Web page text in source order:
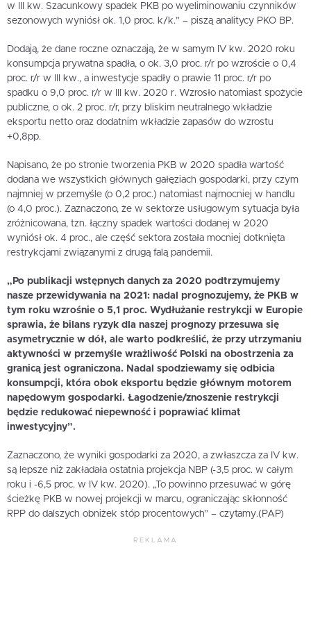
w III kw. Szacunkowy spadek PKB po wyeliminowaniu czynników
sezonowych wyniósł ok. 1,0 proc. k/k.” – piszą analitycy PKO BP.
Dodają, że dane roczne oznaczają, że w samym IV kw. 2020 roku
konsumpcja prywatna spadła, o ok. 3,0 proc. r/r po wzroście o 0,4
proc. r/r w III kw., a inwestycje spadły o prawie 11 proc. r/r po
spadku o 9,0 proc. r/r w III kw. 2020 r. Wzrosło natomiast spożycie
publiczne, o ok. 2 proc. r/r, przy bliskim neutralnego wkładzie
eksportu netto oraz dodatnim wkładzie zapasów do wzrostu
+0,8pp.
Napisano, że po stronie tworzenia PKB w 2020 spadła wartość
dodana we wszystkich głównych gałęziach gospodarki, przy czym
najmniej w przemyśle (o 0,2 proc.) natomiast najmocniej w handlu
(o 4,0 proc.). Zaznaczono, że w sektorze usługowym sytuacja była
zróżnicowana, tzn. łączny spadek wartości dodanej w 2020
wyniósł ok. 4 proc., ale część sektora została mocniej dotknięta
restrykcjami związanymi z drugą falą pandemii.
„Po publikacji wstępnych danych za 2020 podtrzymujemy
nasze przewidywania na 2021: nadal prognozujemy, że PKB w
tym roku wzrośnie o 5,1 proc. Wydłużanie restrykcji w Europie
sprawia, że bilans ryzyk dla naszej prognozy przesuwa się
asymetrycznie w dół, ale warto podkreślić, że przy utrzymaniu
aktywności w przemyśle wrażliwość Polski na obostrzenia za
granicą jest ograniczona. Nadal spodziewamy się odbicia
konsumpcji, która obok eksportu będzie głównym motorem
napędowym gospodarki. Łagodzenie/znoszenie restrykcji
będzie redukować niepewność i poprawiać klimat
inwestycyjny”.
Zaznaczono, że wyniki gospodarki za 2020, a zwłaszcza za IV kw.
są lepsze niż zakładała ostatnia projekcja NBP (-3,5 proc. w całym
roku i -6,5 proc. w IV kw. 2020). „To powinno przesuwać w górę
ścieżkę PKB w nowej projekcji w marcu, ograniczając skłonność
RPP do dalszych obniżek stóp procentowych” – czytamy.(PAP)
REKLAMA